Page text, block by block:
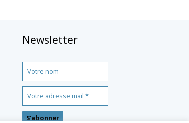
Newsletter